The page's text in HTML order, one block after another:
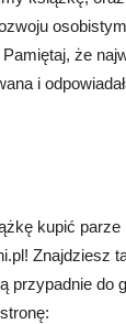
że
i
kupić parze
Znajdziesz
przypadnie do